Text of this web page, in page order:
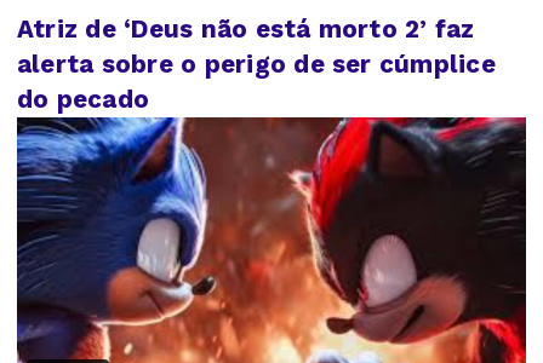
Atriz de ‘Deus não está morto 2’ faz
alerta sobre o perigo de ser cúmplice
do pecado